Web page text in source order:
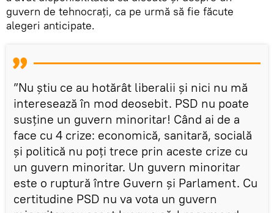
guvern de tehnocrați, ca pe urmă să fie făcute
alegeri anticipate.
”Nu știu ce au hotărât liberalii și nici nu mă
interesează în mod deosebit. PSD nu poate
susține un guvern minoritar! Când ai de a
face cu 4 crize: economică, sanitară, socială
și politică nu poți trece prin aceste crize cu
un guvern minoritar. Un guvern minoritar
este o ruptură între Guvern și Parlament. Cu
certitudine PSD nu va vota un guvern